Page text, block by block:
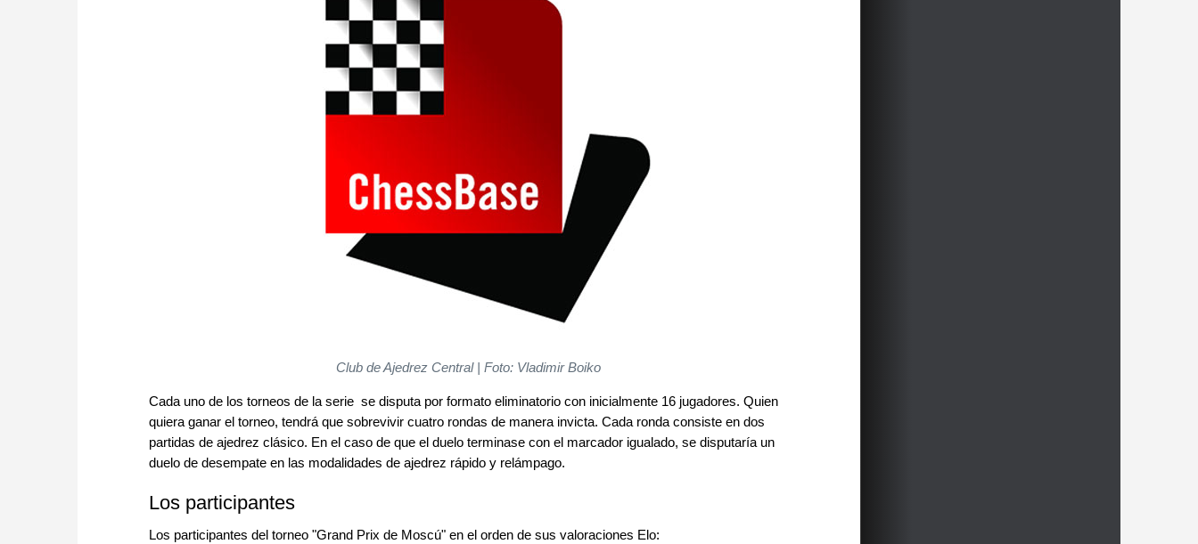
Club de Ajedrez Central | Foto: Vladimir Boiko
Cada uno de los torneos de la serie se disputa por formato eliminatorio con inicialmente 16 jugadores. Quien
quiera ganar el torneo, tendrá que sobrevivir cuatro rondas de manera invicta. Cada ronda consiste en dos
partidas de ajedrez clásico. En el caso de que el duelo terminase con el marcador igualado, se disputaría un
duelo de desempate en las modalidades de ajedrez rápido y relámpago.
Los participantes
Los participantes del torneo "Grand Prix de Moscú" en el orden de sus valoraciones Elo: